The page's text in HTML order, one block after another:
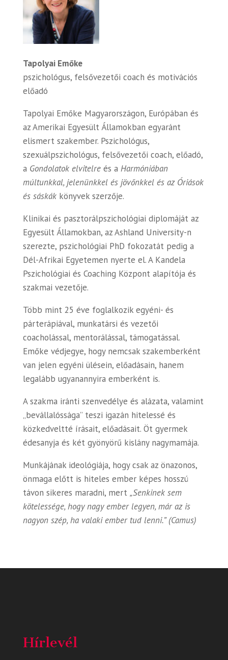
Tapolyai Emőke
pszichológus, felsővezetői coach és motivációs
előadó
Tapolyai Emőke Magyarországon, Európában és
az Amerikai Egyesült Államokban egyaránt
elismert szakember. Pszichológus,
szexuálpszichológus, felsővezetői coach, előadó,
a Gondolatok elvitelreés a Harmóniában
múltunkkal, jelenünkkel és jövőnkkel és az Óriások
és sáskák könyvek szerzője.
Klinikai és pasztorálpszichológiai diplomáját az
Egyesült Államokban, az Ashland University-n
szerezte, pszichológiai PhD fokozatát pedig a
Dél-Afrikai Egyetemen nyerte el. A Kandela
Pszichológiai és Coaching Központ alapítója és
szakmai vezetője.
Több mint 25 éve foglalkozik egyéni- és
párterápiával, munkatársi és vezetői
coacholással, mentorálással, támogatással.
Emőke védjegye, hogy nemcsak szakemberként
van jelen egyéni ülésein, előadásain, hanem
legalább ugyanannyira emberként is.
A szakma iránti szenvedélye és alázata, valamint
„bevállalóssága” teszi igazán hitelessé és
közkedveltté írásait, előadásait. Öt gyermek
édesanyja és két gyönyörű kislány nagymamája.
Munkájának ideológiája, hogy csak az önazonos,
önmaga előtt is hiteles ember képes hosszú
távon sikeres maradni, mert „Senkinek sem
kötelessége, hogy nagy ember legyen, már az is
nagyon szép, ha valaki ember tud lenni.” (Camus)
Hírlevél